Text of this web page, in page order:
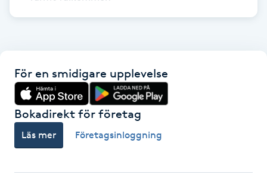
Hot Stone Massage
Hot yoga
Hudföryngring
För en smidigare upplevelse
Bokadirekt för företag
Läs mer Företagsinloggning